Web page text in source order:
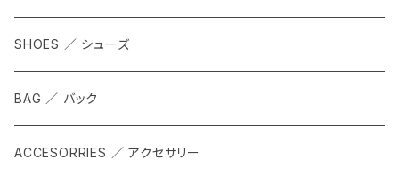
SHOES ／ シューズ
BAG ／ バック
ACCESORRIES ／ アクセサリー